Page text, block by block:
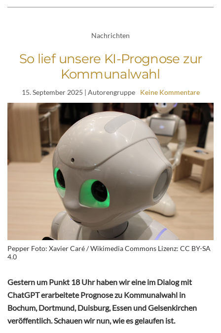
Nachrichten
So lief unsere KI-Prognose zur
Kommunalwahl
15. September 2025 | Autorengruppe Keine Kommentare
Pepper Foto: Xavier Caré / Wikimedia Commons Lizenz: CC BY-SA
4.0
Gestern um Punkt 18 Uhr haben wir eine im Dialog mit
ChatGPT erarbeitete Prognose zu Kommunalwahl in
Bochum, Dortmund, Duisburg, Essen und Gelsenkirchen
veröffentlich. Schauen wir nun, wie es gelaufen ist.